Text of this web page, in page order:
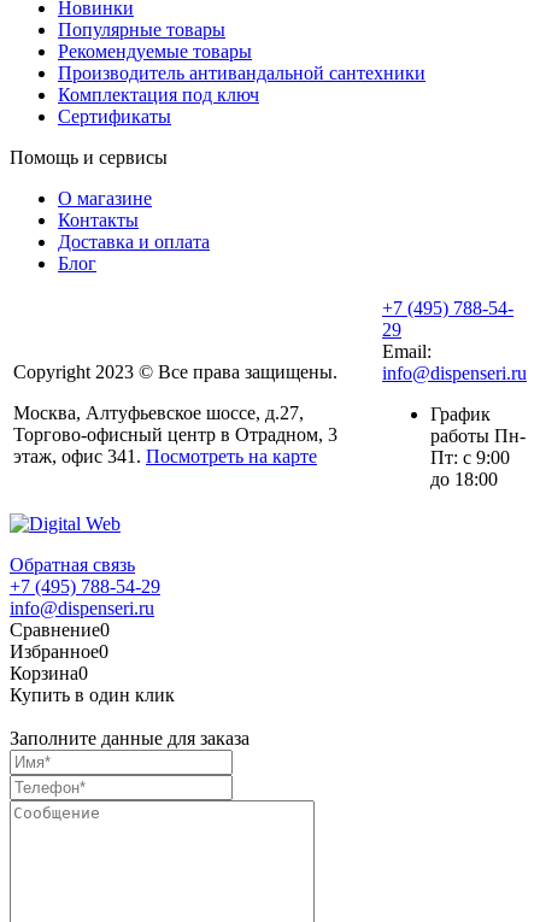
Новинки
Популярные товары
Рекомендуемые товары
Производитель антивандальной сантехники
Комплектация под ключ
Сертификаты
Помощь и сервисы
О магазине
Контакты
Доставка и оплата
Блог
Copyright 2023 © Все права защищены.
Москва, Алтуфьевское шоссе, д.27,
Торгово-офисный центр в Отрадном, 3
этаж, офис 341. Посмотреть на карте
+7 (495) 788-54-
29
Email:
info@dispenseri.ru
График
работы Пн-
Пт: с 9:00
до 18:00
Обратная связь
+7 (495) 788-54-29
info@dispenseri.ru
Сравнение0
Избранное0
Корзина0
Купить в один клик
Заполните данные для заказа